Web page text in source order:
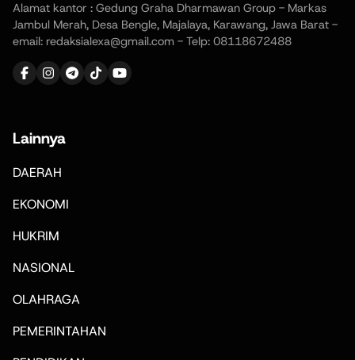
Alamat kantor : Gedung Graha Dharmawan Group - Markas
Jambul Merah, Desa Bengle, Majalaya, Karawang, Jawa Barat -
email: redaksialexa@gmail.com - Telp: 08118672488
Lainnya
DAERAH
EKONOMI
HUKRIM
NASIONAL
OLAHRAGA
PEMERINTAHAN